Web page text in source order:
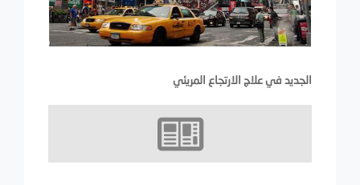
الجديد في علاج الارتجاع المريئي